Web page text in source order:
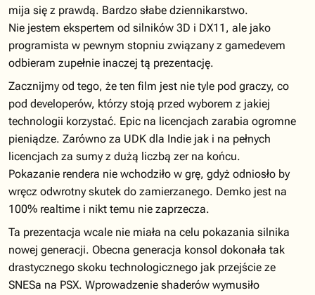
mija się z prawdą. Bardzo słabe dziennikarstwo.
Nie jestem ekspertem od silników 3D i DX11, ale jako
programista w pewnym stopniu związany z gamedevem
odbieram zupełnie inaczej tą prezentację.
Zacznijmy od tego, że ten film jest nie tyle pod graczy, co
pod developerów, którzy stoją przed wyborem z jakiej
technologii korzystać. Epic na licencjach zarabia ogromne
pieniądze. Zarówno za UDK dla Indie jak i na pełnych
licencjach za sumy z dużą liczbą zer na końcu.
Pokazanie rendera nie wchodziło w grę, gdyż odniosło by
wręcz odwrotny skutek do zamierzanego. Demko jest na
100% realtime i nikt temu nie zaprzecza.
Ta prezentacja wcale nie miała na celu pokazania silnika
nowej generacji. Obecna generacja konsol dokonała tak
drastycznego skoku technologicznego jak przejście ze
SNESa na PSX. Wprowadzenie shaderów wymusiło